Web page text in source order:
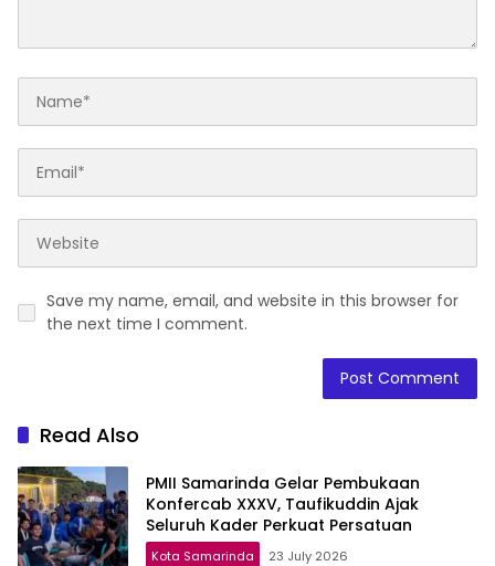
Save my name, email, and website in this browser for
the next time I comment.
Read Also
PMII Samarinda Gelar Pembukaan
Konfercab XXXV, Taufikuddin Ajak
Seluruh Kader Perkuat Persatuan
Kota Samarinda 23 July 2026